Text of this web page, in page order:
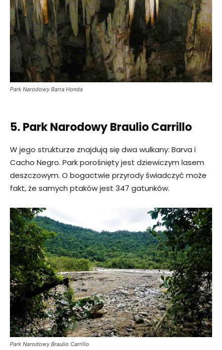
Park Narodowy Barra Honda
5. Park Narodowy Braulio Carrillo
W jego strukturze znajdują się dwa wulkany: Barva i
Cacho Negro. Park porośnięty jest dziewiczym lasem
deszczowym. O bogactwie przyrody świadczyć może
fakt, że samych ptaków jest 347 gatunków.
Park Narodowy Braulio Carrillo